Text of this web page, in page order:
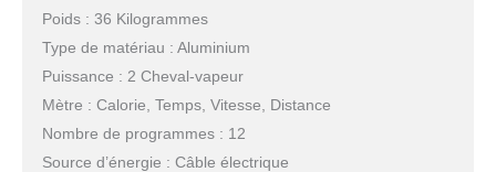
Poids : 36 Kilogrammes
Type de matériau : Aluminium
Puissance : 2 Cheval-vapeur
Mètre : Calorie, Temps, Vitesse, Distance
Nombre de programmes : 12
Source d’énergie : Câble électrique